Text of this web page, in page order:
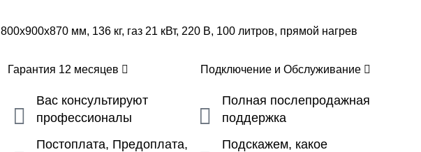
800х900х870 мм, 136 кг, газ 21 кВт, 220 В, 100 литров, прямой нагрев
Гарантия 12 месяцев Подключение и Обслуживание
Вас консультируют
профессионалы
Постоплата, Предоплата,
Полная послепродажная
поддержка
Подскажем, какое